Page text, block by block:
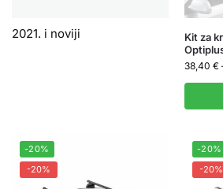
2021. i noviji
Kit za
38,40 €
-20%
-20%
-20%
-20%